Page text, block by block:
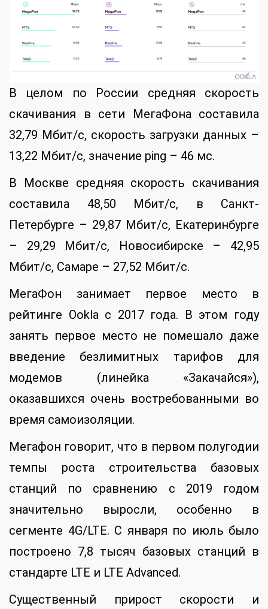
В целом по России средняя скорость
скачивания в сети МегаФона составила
32,79 Мбит/с, скорость загрузки данных –
13,22 Мбит/с, значение ping – 46 мс.
В Москве средняя скорость скачивания
составила 48,50 Мбит/с, в Санкт-
Петербурге – 29,87 Мбит/с, Екатеринбурге
– 29,29 Мбит/с, Новосибирске – 42,95
Мбит/с, Самаре – 27,52 Мбит/с.
МегаФон занимает первое место в
рейтинге Ookla с 2017 года. В этом году
занять первое место не помешало даже
введение безлимитных тарифов для
модемов (линейка «Закачайся»),
оказавшихся очень востребованными во
время самоизоляции.
Мегафон говорит, что в первом полугодии
темпы роста строительства базовых
станций по сравнению с 2019 годом
значительно выросли, особенно в
сегменте 4G/LTE. С января по июль было
построено 7,8 тысяч базовых станций в
стандарте LTE и LTE Advanced.
Существенный прирост скорости и